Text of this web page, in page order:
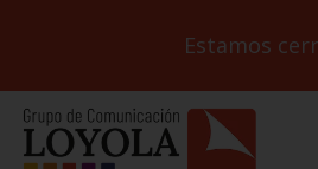
Estamos